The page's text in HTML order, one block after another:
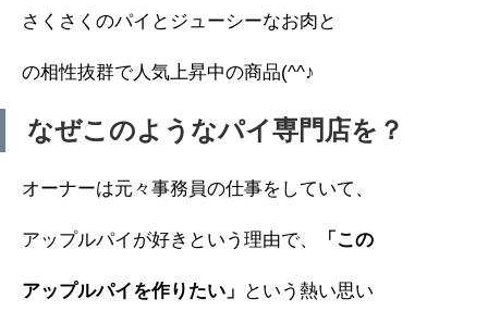
さくさくのパイとジューシーなお肉と
の相性抜群で人気上昇中の商品(^^♪
なぜこのようなパイ専門店を？
オーナーは元々事務員の仕事をしていて、
アップルパイが好きという理由で、 「この
アップルパイを作りたい」 という熱い思い